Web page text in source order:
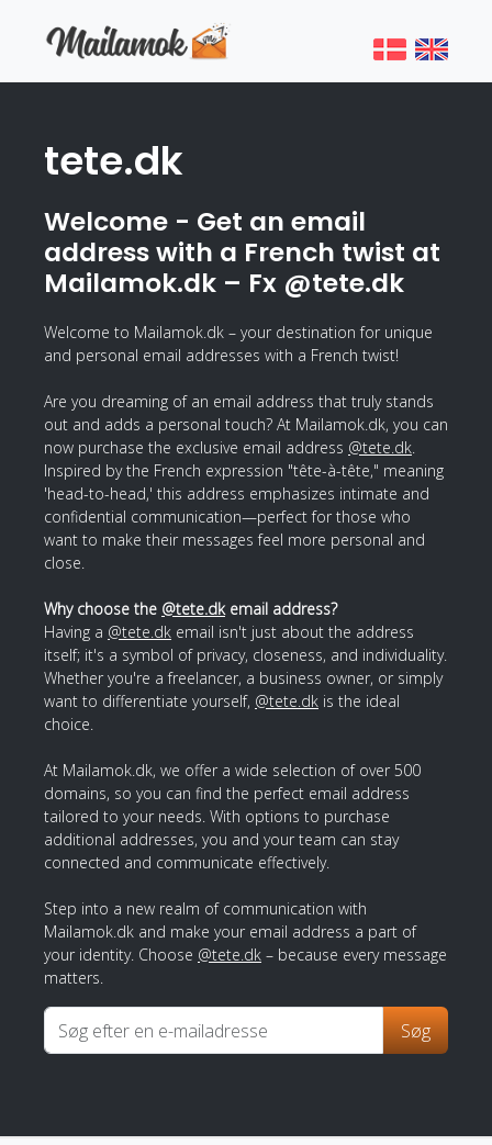
tete.dk
Welcome - Get an email
address with a French twist at
Mailamok.dk – Fx @tete.dk
Welcome to Mailamok.dk – your destination for unique
and personal email addresses with a French twist!
Are you dreaming of an email address that truly stands
out and adds a personal touch? At Mailamok.dk, you can
now purchase the exclusive email address @tete.dk.
Inspired by the French expression "tête-à-tête," meaning
'head-to-head,' this address emphasizes intimate and
confidential communication—perfect for those who
want to make their messages feel more personal and
close.
Why choose the @tete.dkemail address?
Having a @tete.dk email isn't just about the address
itself; it's a symbol of privacy, closeness, and individuality.
Whether you're a freelancer, a business owner, or simply
want to differentiate yourself, @tete.dk is the ideal
choice.
At Mailamok.dk, we offer a wide selection of over 500
domains, so you can find the perfect email address
tailored to your needs. With options to purchase
additional addresses, you and your team can stay
connected and communicate effectively.
Step into a new realm of communication with
Mailamok.dk and make your email address a part of
your identity. Choose @tete.dk – because every message
matters.
Søg